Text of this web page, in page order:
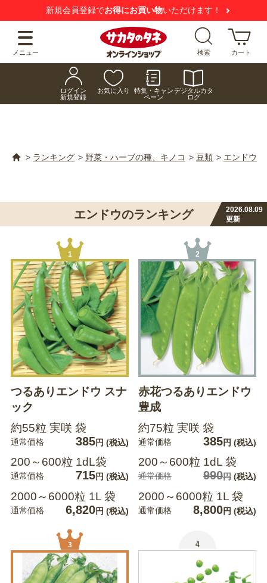
新規会員登録でお得にお買い物いただけます！
メニュー 検索 カート
ログイン
新規登録
お気に入り
特集・キャン
ペーン
デジタルカタ
ログ
> ランキング > 野菜・ハーブの種、キノコ > 豆類 > エンドウ
エンドウのランキング
2026.08.09
更新
1
つるありエンドウ スナ
ック
約55粒 実咲 袋
通常価格 385円 (税込)
200～600粒 1dL袋
通常価格 715円 (税込)
2000～6000粒 1L 袋
通常価格 6,820円 (税込)
2
赤花つるありエンドウ
豊成
約75粒 実咲 袋
通常価格 385円 (税込)
200～600粒 1dL 袋
通常価格 990円 (税込)
2000～6000粒 1L 袋
通常価格 8,800円 (税込)
3 4